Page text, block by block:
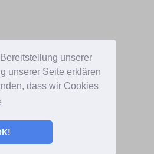
unserer
unserer Seite erklären
dass wir Cookies